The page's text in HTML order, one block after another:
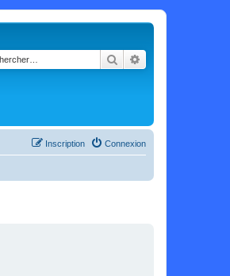
Rechercher
Connexion
Inscription